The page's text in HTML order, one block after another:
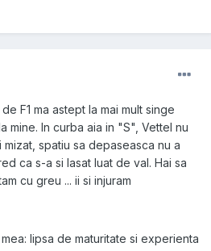
F1 ma astept la mai mult singe
mine. In curba aia in "S", Vettel nu
spatiu sa depaseasca nu a
ca s-a si lasat luat de val. Hai sa
cu greu ... ii si injuram
lipsa de maturitate si experienta